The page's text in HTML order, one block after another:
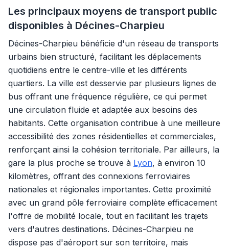
Les principaux moyens de transport public
disponibles à Décines-Charpieu
Décines-Charpieu bénéficie d'un réseau de transports
urbains bien structuré, facilitant les déplacements
quotidiens entre le centre-ville et les différents
quartiers. La ville est desservie par plusieurs lignes de
bus offrant une fréquence régulière, ce qui permet
une circulation fluide et adaptée aux besoins des
habitants. Cette organisation contribue à une meilleure
accessibilité des zones résidentielles et commerciales,
renforçant ainsi la cohésion territoriale. Par ailleurs, la
gare la plus proche se trouve à Lyon, à environ 10
kilomètres, offrant des connexions ferroviaires
nationales et régionales importantes. Cette proximité
avec un grand pôle ferroviaire complète efficacement
l'offre de mobilité locale, tout en facilitant les trajets
vers d'autres destinations. Décines-Charpieu ne
dispose pas d'aéroport sur son territoire, mais